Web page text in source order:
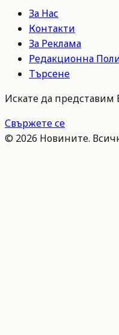
За Нас
Контакти
За Реклама
Редакционна
Търсене
Искате да представим
Свържете се
© 2026 Новините.